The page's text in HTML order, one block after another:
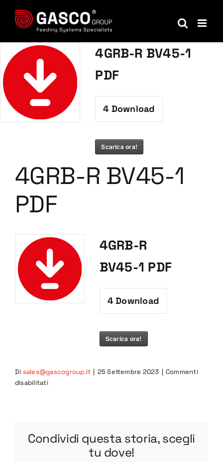
contenuto
4GRB-R BV45-1
PDF
4 Download
Scarica ora!
4GRB-R BV45-1
PDF
4GRB-R
BV45-1 PDF
4Download
Scarica ora!
Di sales@gascogroup.it | 25 Settembre 2023 | Commenti
disabilitatisu
PDF
Condividi questa storia, scegli
tu dove!